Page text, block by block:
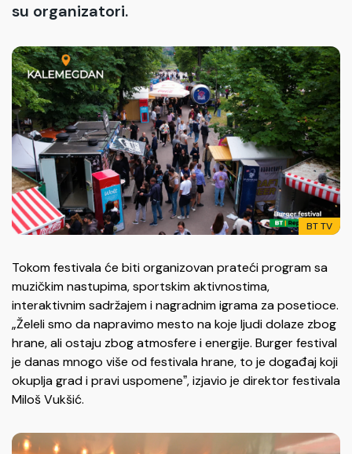
su organizatori.
BT TV
Tokom festivala će biti organizovan prateći program sa
muzičkim nastupima, sportskim aktivnostima,
interaktivnim sadržajem i nagradnim igrama za posetioce.
„Želeli smo da napravimo mesto na koje ljudi dolaze zbog
hrane, ali ostaju zbog atmosfere i energije. Burger festival
je danas mnogo više od festivala hrane, to je događaj koji
okuplja grad i pravi uspomeneˮ, izjavio je direktor festivala
Miloš Vukšić.